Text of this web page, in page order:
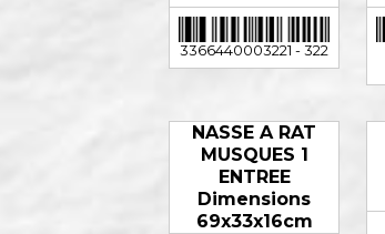
3366440003221 - 322
NASSE A RAT
MUSQUES 1
ENTREE
Dimensions
69x33x16cm